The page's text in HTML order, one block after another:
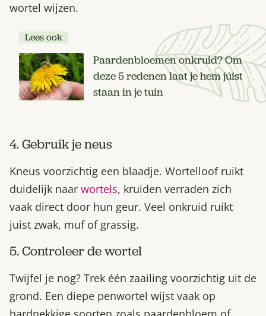
wortel wijzen.
Lees ook
Paardenbloemen onkruid? Om
deze 5 redenen laat je hem júíst
staan in je tuin
4. Gebruik je neus
Kneus voorzichtig een blaadje. Wortelloof ruikt
duidelijk naar wortels, kruiden verraden zich
vaak direct door hun geur. Veel onkruid ruikt
juist zwak, muf of grassig.
5. Controleer de wortel
Twijfel je nog? Trek één zaailing voorzichtig uit de
grond. Een diepe penwortel wijst vaak op